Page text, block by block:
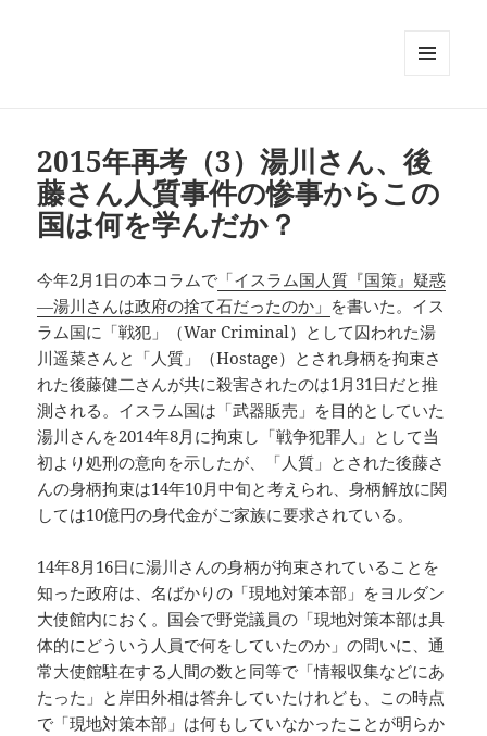
ット
2015年再考（3）湯川さん、後
藤さん人質事件の惨事からこの
国は何を学んだか？
今年2月1日の本コラムで 「イスラム国人質『国策』疑惑
―湯川さんは政府の捨て石だったのか」 を書いた。イス
ラム国に「戦犯」（War Criminal）として囚われた湯
川遥菜さんと「人質」（Hostage）とされ身柄を拘束さ
れた後藤健二さんが共に殺害されたのは1月31日だと推
測される。イスラム国は「武器販売」を目的としていた
湯川さんを2014年8月に拘束し「戦争犯罪人」として当
初より処刑の意向を示したが、「人質」とされた後藤さ
んの身柄拘束は14年10月中旬と考えられ、身柄解放に関
しては10億円の身代金がご家族に要求されている。
14年8月16日に湯川さんの身柄が拘束されていることを
知った政府は、名ばかりの「現地対策本部」をヨルダン
大使館内におく。国会で野党議員の「現地対策本部は具
体的にどういう人員で何をしていたのか」の問いに、通
常大使館駐在する人間の数と同等で「情報収集などにあ
たった」と岸田外相は答弁していたけれども、この時点
で「現地対策本部」は何もしていなかったことが明らか